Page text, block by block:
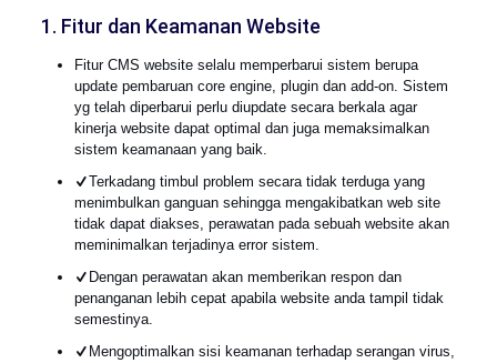
1. Fitur dan Keamanan Website
Fitur CMS website selalu memperbarui sistem berupa
update pembaruan core engine, plugin dan add-on. Sistem
yg telah diperbarui perlu diupdate secara berkala agar
kinerja website dapat optimal dan juga memaksimalkan
sistem keamanaan yang baik.
Terkadang timbul problem secara tidak terduga yang
menimbulkan ganguan sehingga mengakibatkan web site
tidak dapat diakses, perawatan pada sebuah website akan
meminimalkan terjadinya error sistem.
Dengan perawatan akan memberikan respon dan
penanganan lebih cepat apabila website anda tampil tidak
semestinya.
Mengoptimalkan sisi keamanan terhadap serangan virus,